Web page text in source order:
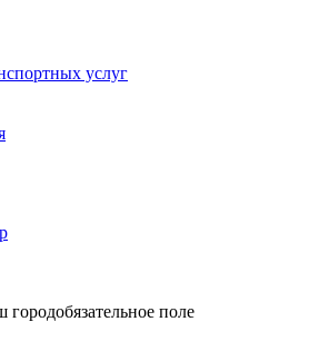
услуг
городобязательное поле